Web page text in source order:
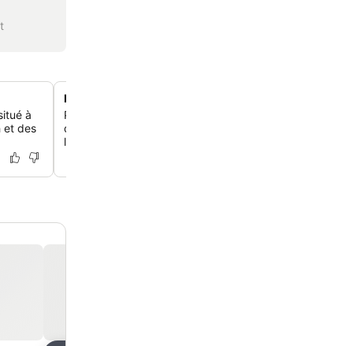
à
et des
Design intérieur street art urbain
Plonge dans une atmosphère vibrante avec des
des graffitis locaux qui reflètent la diversité culturelle de
l'Alexanderplatz.